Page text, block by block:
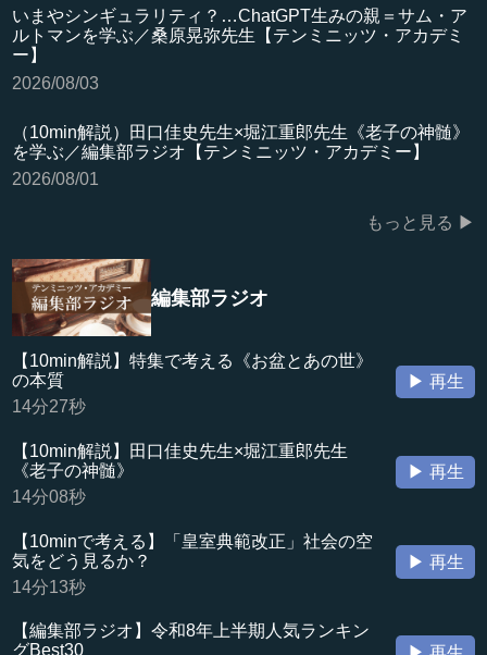
いまやシンギュラリティ？…ChatGPT生みの親＝サム・ア
ルトマンを学ぶ／桑原晃弥先生【テンミニッツ・アカデミ
ー】
2026/08/03
（10min解説）田口佳史先生×堀江重郎先生《老子の神髄》
を学ぶ／編集部ラジオ【テンミニッツ・アカデミー】
2026/08/01
もっと見る ▶
編集部ラジオ
【10min解説】特集で考える《お盆とあの世》
の本質
14分27秒
▶ 再生
【10min解説】田口佳史先生×堀江重郎先生
《老子の神髄》
14分08秒
▶ 再生
【10minで考える】「皇室典範改正」社会の空
気をどう見るか？
14分13秒
▶ 再生
【編集部ラジオ】令和8年上半期人気ランキン
グBest30